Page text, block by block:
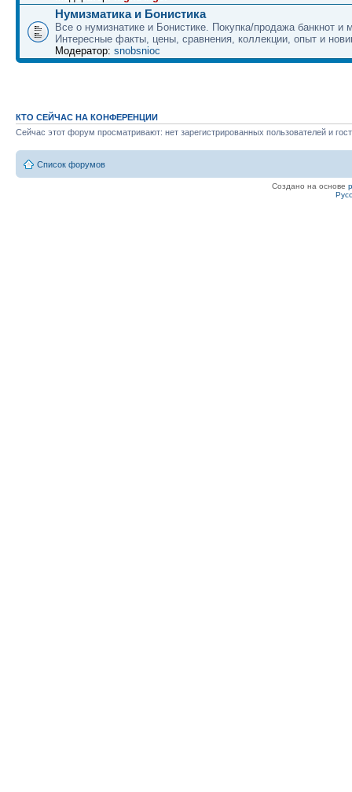
Нумизматика и Бонистика
Все о нумизнатике и Бонистике. Покупка/продажа банкнот и
Интересные факты, цены, сравнения, коллекции, опыт и
Модератор: snobsnioc
КТО СЕЙЧАС НА КОНФЕРЕНЦИИ
Сейчас этот форум просматривают: нет зарегистрированных пользователей и
Список форумов
Создано на основе